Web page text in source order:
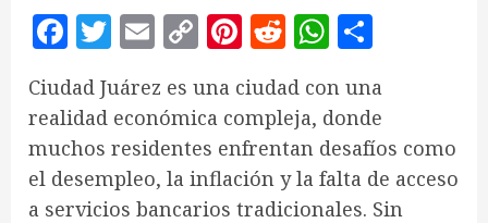
Facebook
Twitter
EmailCopy
Link
Pinterest
RedditWhatsApp
Ciudad Juárez es una ciudad con una
realidad económica compleja, donde
muchos residentes enfrentan desafíos como
el desempleo, la inflación y la falta de acceso
a servicios bancarios tradicionales. Sin